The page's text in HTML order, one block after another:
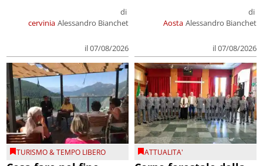
cervinia
di
Alessandro Bianchet
il 07/08/2026
Aosta
di
Alessandro Bianchet
il 07/08/2026
TURISMO & TEMPO LIBERO ATTUALITA'